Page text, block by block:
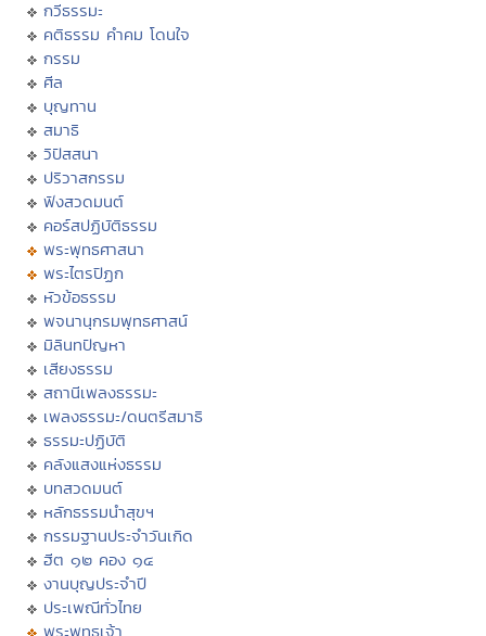
กวีธรรมะ
คติธรรม คำคม โดนใจ
กรรม
ศีล
บุญทาน
สมาธิ
วิปัสสนา
ปริวาสกรรม
ฟังสวดมนต์
คอร์สปฏิบัติธรรม
พระพุทธศาสนา
พระไตรปิฏก
หัวข้อธรรม
พจนานุกรมพุทธศาสน์
มิลินทปัญหา
เสียงธรรม
สถานีเพลงธรรมะ
เพลงธรรมะ/ดนตรีสมาธิ
ธรรมะปฏิบัติ
คลังแสงแห่งธรรม
บทสวดมนต์
หลักธรรมนำสุขฯ
กรรมฐานประจำวันเกิด
ฮีต ๑๒ คอง ๑๔
งานบุญประจำปี
ประเพณีทั่วไทย
พระพุทธเจ้า